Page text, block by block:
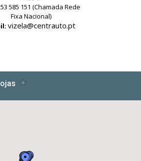
585 151 (Chamada Rede
Fixa Nacional)
vizela@centrauto.pt